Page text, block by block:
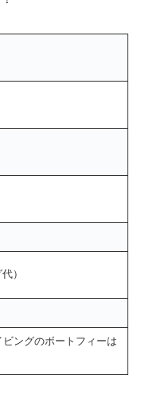
）
ングのボートフィーは